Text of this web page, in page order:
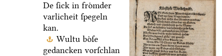
De ſick in froͤmder
varlicheit ſpegeln
kan.
Wultu boͤſe
gedancken vorſchlan